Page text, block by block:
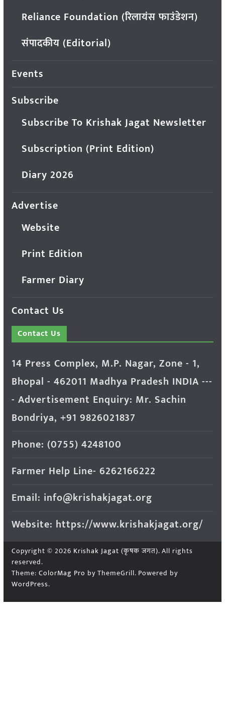
Reliance Foundation (रिलायंस फाउंडेशन)
संपादकीय (Editorial)
Events
Subscribe
Subscribe To Krishak Jagat Newsletter
Subscription (Print Edition)
Diary 2026
Advertise
Website
Print Edition
Farmer Diary
Contact Us
Contact Us
14 Press Complex, M.P. Nagar, Zone - 1,
Bhopal - 462011 Madhya Pradesh INDIA ---
- Advertisement Enquiry: Mr. Sachin
Bondriya, +91 9826021837
Phone: (0755) 4248100
Farmer Help Line- 6262166222
Email: info@krishakjagat.org
Website: https://www.krishakjagat.org/
Copyright © 2026 Krishak Jagat (कृषक जगत). All rights
reserved.
Theme: ColorMag Pro by ThemeGrill. Powered by
WordPress.